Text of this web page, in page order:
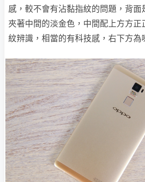
感，較不會有沾黏指紋的問題，背面
夾著中間的淡金色，中間配上方方正
紋辨識，相當的有科技感，右下方為